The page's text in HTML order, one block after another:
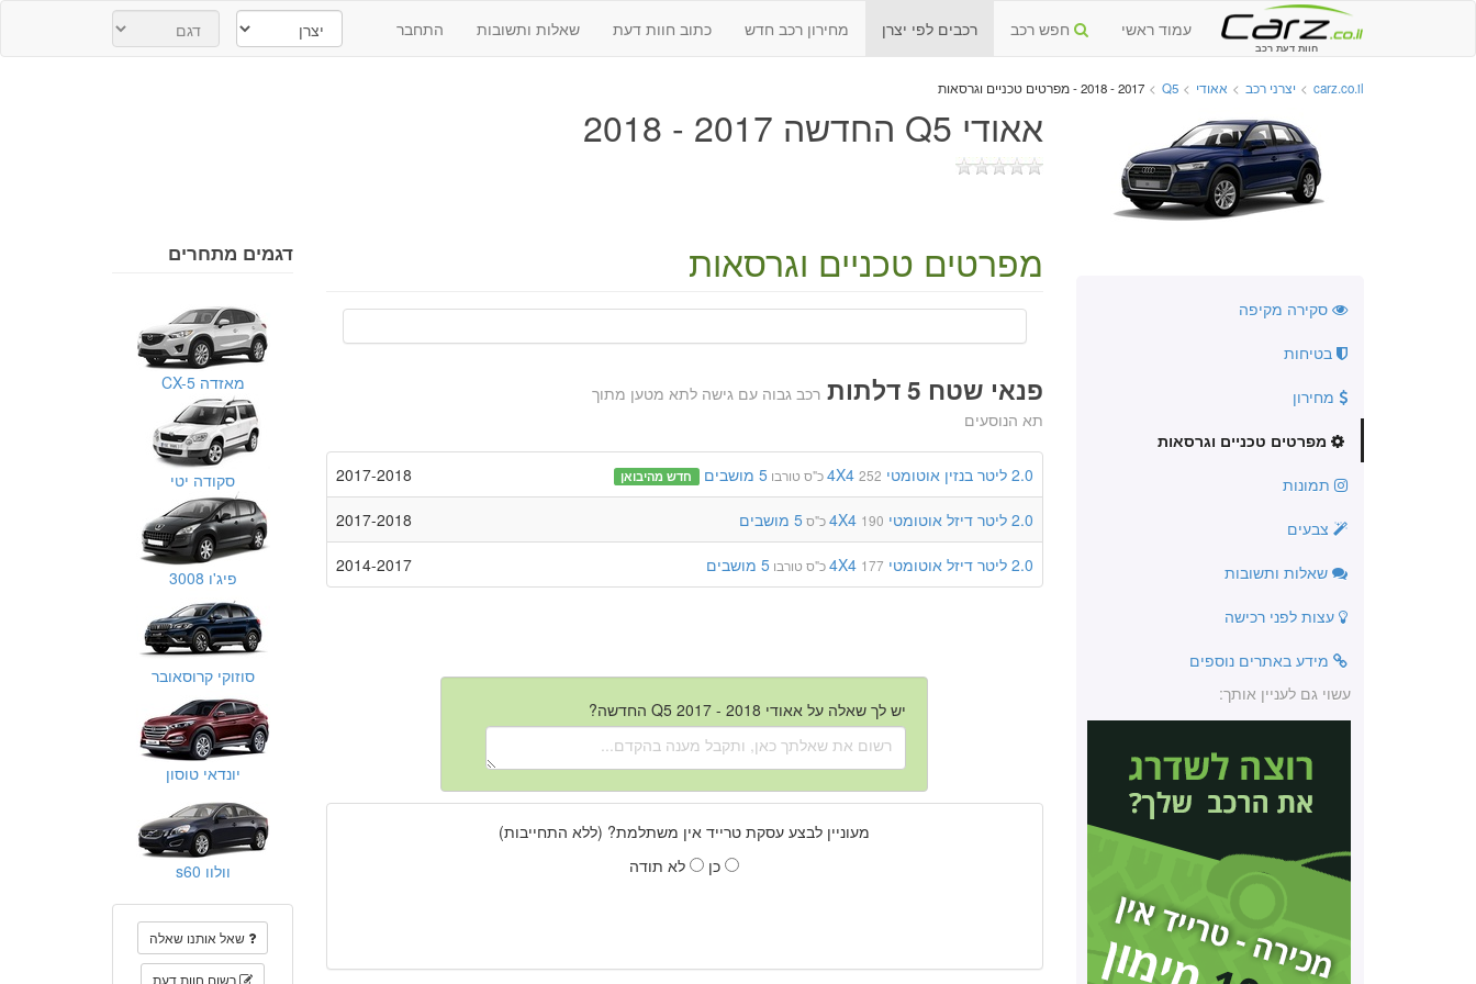
חוות דעת רכב
עמוד ראשי חפש רכב רכבים לפי יצרן מחירון רכב חדש כתוב חוות דעת שאלות ותשובות התחבר
carz.co.il
> יצרני רכב > אאודי >
Q5
> 2017 - 2018 - מפרטים טכניים וגרסאות
אאודי Q5 החדשה 2017 - 2018
סקירה מקיפה
בטיחות
מחירון
מפרטים טכניים וגרסאות
תמונות
צבעים
שאלות ותשובות
עצות לפני רכישה
מידע באתרים נוספים
עשוי גם לעניין אותך:
מפרטים טכניים וגרסאות
פנאי שטח 5 דלתות
רכב גבוה עם גישה לתא מטען מתוך
תא הנוסעים
2.0 ליטר בנזיןאוטומטי 4X4 252 כ"ס טורבו5 מושבים חדש מהיבואן 2017-2018
2.0 ליטר דיזלאוטומטי 4X4 190 כ"ס 5 מושבים 2017-2018
2.0 ליטר דיזלאוטומטי 4X4 177 כ"ס טורבו5 מושבים 2014-2017
יש לך שאלה על אאודי Q5 2017 - 2018 החדשה?
מעוניין לבצע עסקת טרייד אין משתלמת? (ללא התחייבות)
כן
לא תודה
דגמים מתחרים
מאזדה CX-5
סקודה יטי
פיג'ו 3008
סוזוקי קרוסאובר
יונדאי טוסון
וולוו s60
שאל אותנו שאלה
רשום חוות דעת